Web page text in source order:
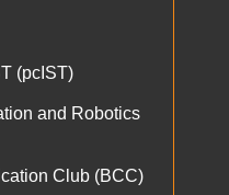
(pcIST)
and Robotics
Club (BCC)